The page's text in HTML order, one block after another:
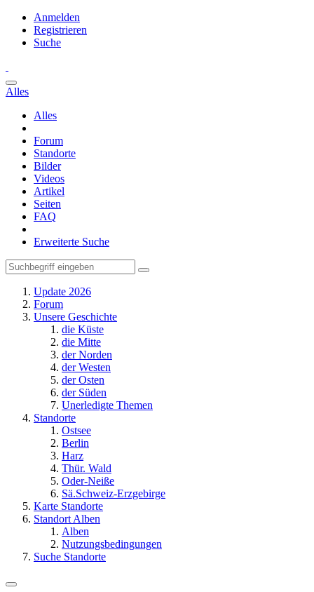
Anmelden
Registrieren
Suche
Alles
Alles
Forum
Standorte
Bilder
Videos
Artikel
Seiten
FAQ
Erweiterte Suche
Update 2026
Forum
Unsere Geschichte
die Küste
die Mitte
der Norden
der Westen
der Osten
der Süden
Unerledigte Themen
Standorte
Ostsee
Berlin
Harz
Thür. Wald
Oder-Neiße
Sä.Schweiz-Erzgebirge
Karte Standorte
Standort Alben
Alben
Nutzungsbedingungen
Suche Standorte